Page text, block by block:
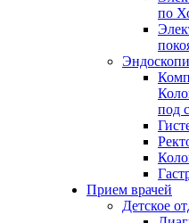
по
под
Прием врачей
Детское